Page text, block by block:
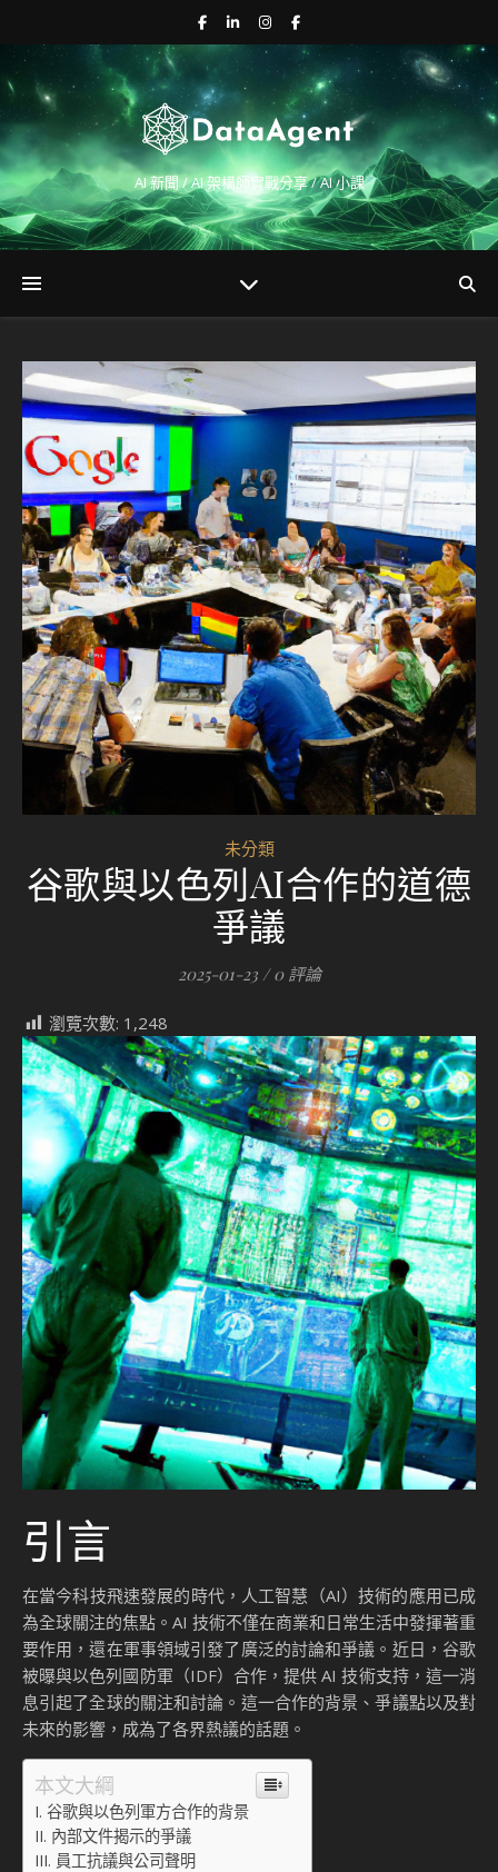
AI 新聞 / AI 架構師實戰分享 / AI 小課
未分類
谷歌與以色列AI合作的道德
爭議
2025-01-23 / 0 評論
瀏覽次數: 1,248
引言
在當今科技飛速發展的時代，人工智慧（AI）技術的應用已成
為全球關注的焦點。AI 技術不僅在商業和日常生活中發揮著重
要作用，還在軍事領域引發了廣泛的討論和爭議。近日，谷歌
被曝與以色列國防軍（IDF）合作，提供 AI 技術支持，這一消
息引起了全球的關注和討論。這一合作的背景、爭議點以及對
未來的影響，成為了各界熱議的話題。
本文大綱
谷歌與以色列軍方合作的背景
內部文件揭示的爭議
員工抗議與公司聲明